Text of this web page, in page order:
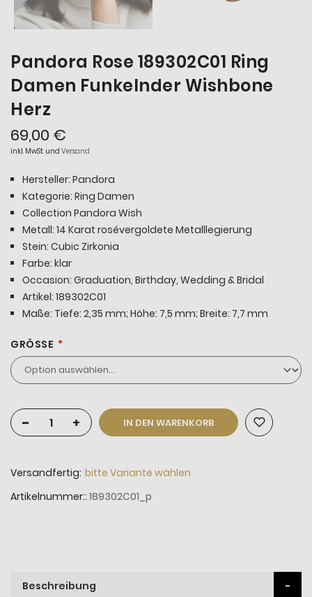
Pandora Rose 189302C01 Ring
Damen Funkelnder Wishbone
Herz
69,00 €
inkl. MwSt. und Versand
Hersteller: Pandora
Kategorie: Ring Damen
Collection Pandora Wish
Metall: 14 Karat rosévergoldete Metalllegierung
Stein: Cubic Zirkonia
Farbe: klar
Occasion: Graduation, Birthday, Wedding & Bridal
Artikel: 189302C01
Maße: Tiefe: 2,35 mm; Höhe: 7,5 mm; Breite: 7,7 mm
GRÖSSE
- + IN DEN WARENKORB
Versandfertig: bitte Variante wählen
Artikelnummer: 189302C01_p
Beschreibung